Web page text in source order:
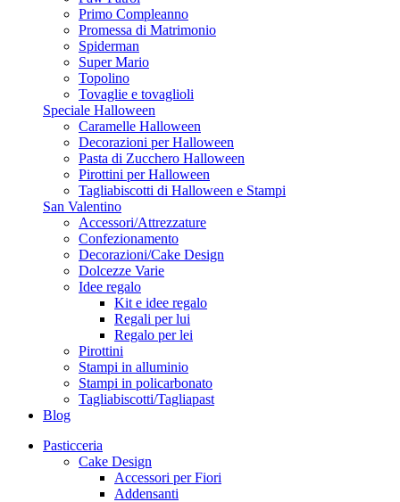
Primo Compleanno
Promessa di Matrimonio
Spiderman
Super Mario
Topolino
Tovaglie e tovaglioli
Speciale Halloween
Caramelle Halloween
Decorazioni per Halloween
Pasta di Zucchero Halloween
Pirottini per Halloween
Tagliabiscotti di Halloween e Stampi
San Valentino
Accessori/Attrezzature
Confezionamento
Decorazioni/Cake Design
Dolcezze Varie
Idee regalo
Kit e idee regalo
Regali per lui
Regalo per lei
Pirottini
Stampi in alluminio
Stampi in policarbonato
Tagliabiscotti/Tagliapast
Blog
Pasticceria
Cake Design
Accessori per Fiori
Addensanti